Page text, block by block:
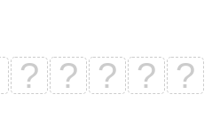
? ? ? ? ?